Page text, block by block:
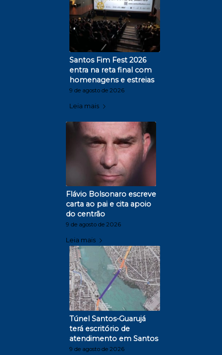
Santos Fim Fest 2026
entra na reta final com
homenagens e estreias
9 de agosto de 2026
Leia mais
Flávio Bolsonaro escreve
carta ao pai e cita apoio
do centrão
9 de agosto de 2026
Leia mais
Túnel Santos-Guarujá
terá escritório de
atendimento em Santos
9 de agosto de 2026